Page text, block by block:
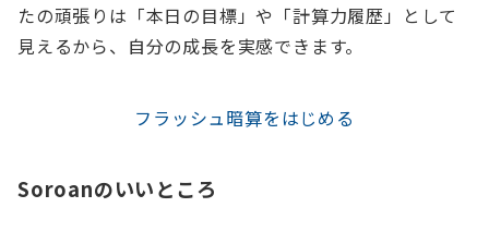
たの頑張りは「本日の目標」や「計算力履歴」として
見えるから、自分の成長を実感できます。
フラッシュ暗算をはじめる
Soroanのいいところ